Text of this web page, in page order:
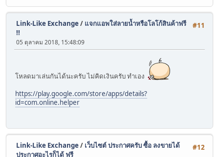
#11
Link-Like Exchange/ แจกแอพใส่ลายน้ำหรือโลโก้สินค้าฟรี
!!
05 ตุลาคม 2018, 15:48:09
โหลดมาเล่นกันได้นะครับ ไม่คิดเงินครับ ทำเอง
https://play.google.com/store/apps/details?
id=com.online.helper
#12
Link-Like Exchange/ เว็บไซต์ ประกาศครับ ซื้อ ลงขายได้
ประกาศอะไรก็ได้ ฟรี